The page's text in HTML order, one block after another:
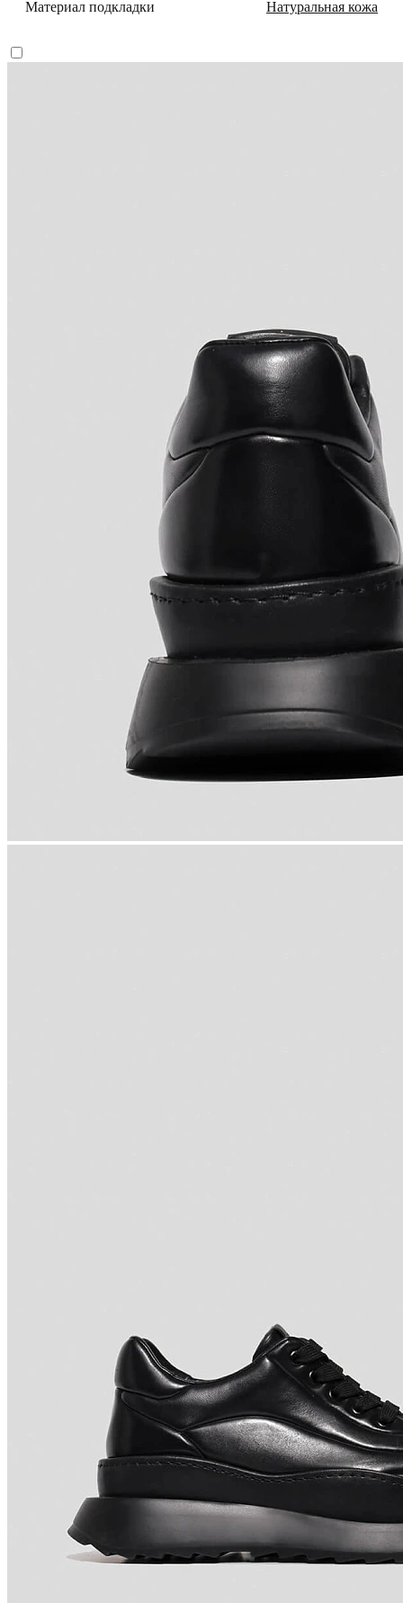
Материал подкладки Натуральная кожа